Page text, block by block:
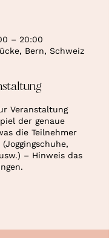
– 20:00
Bern, Schweiz
Veranstaltung
der genaue
die Teilnehmer
– Hinweis das